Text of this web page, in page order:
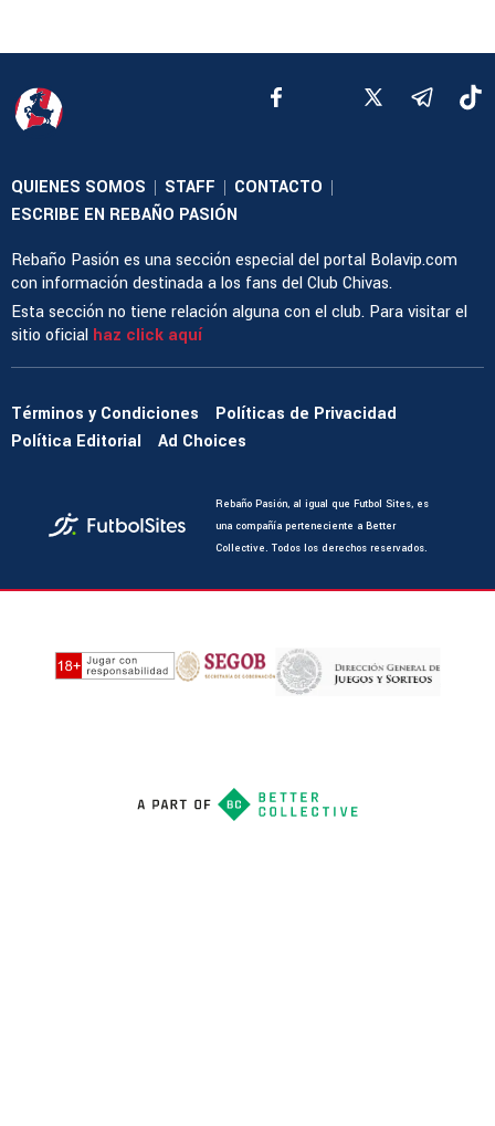
QUIENES SOMOS | STAFF | CONTACTO |
ESCRIBE EN REBAÑO PASIÓN
Rebaño Pasión es una sección especial del portal Bolavip.com
con información destinada a los fans del Club Chivas.
Esta sección no tiene relación alguna con el club. Para visitar el
sitio oficial haz click aquí
Términos y Condiciones
Políticas de Privacidad
Política Editorial
Ad Choices
Rebaño Pasión, al igual que Futbol Sites, es
una compañía perteneciente a Better
Collective. Todos los derechos reservados.